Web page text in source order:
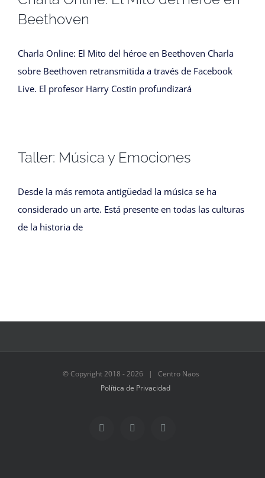
Beethoven
Charla Online: El Mito del héroe en Beethoven Charla
sobre Beethoven retransmitida a través de Facebook
Live. El profesor Harry Costin profundizará
Taller: Música y Emociones
Desde la más remota antigüedad la música se ha
considerado un arte. Está presente en todas las culturas
de la historia de
© Copyright 2018 -2026 | Centro Naos
Política de Privacidad
Facebook Twitter